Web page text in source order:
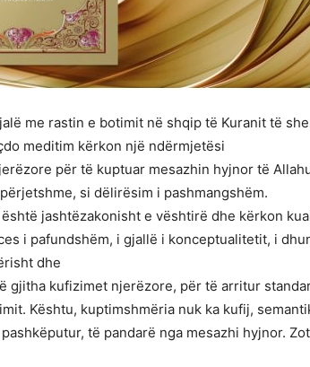
me rastin e botimit në shqip të Kuranit të
meditim kërkon një ndërmjetësi
për të kuptuar mesazhin hyjnor të
si dëlirësim i pashmangshëm.
jashtëzakonisht e vështirë dhe kërkon
i pafundshëm, i gjallë i konceptualitetit, i
dhe
gjitha kufizimet njerëzore, për të arritur
Kështu, kuptimshmëria nuk ka kufij,
të pandarë nga mesazhi hyjnor.